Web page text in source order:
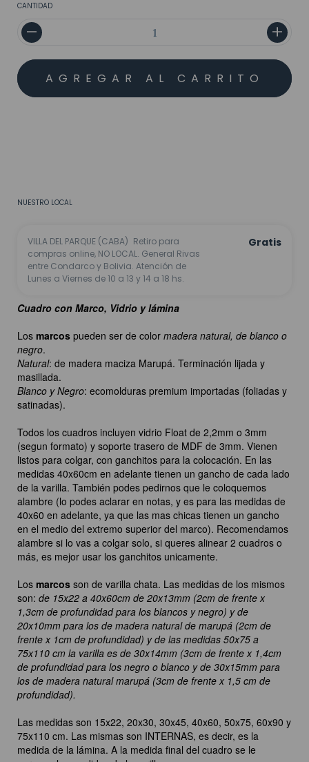
CANTIDAD
NUESTRO LOCAL
VILLA DEL PARQUE (CABA) Retiro para
compras online, NO LOCAL. General Rivas
entre Condarco y Bolivia. Atención de
Lunes a Viernes de 10 a 13 y 14 a 18 hs.
Gratis
Cuadro con Marco, Vidrio y lámina
Los marcos pueden ser de color madera natural, de blanco o
negro.
Natural: de madera maciza Marupá. Terminación lijada y
masillada.
Blanco y Negro: ecomolduras premium importadas (foliadas y
satinadas).
Todos los cuadros incluyen vidrio Float de 2,2mm o 3mm
(segun formato) y soporte trasero de MDF de 3mm. Vienen
listos para colgar, con ganchitos para la colocación. En las
medidas 40x60cm en adelante tienen un gancho de cada lado
de la varilla. También podes pedirnos que le coloquemos
alambre (lo podes aclarar en notas, y es para las medidas de
40x60 en adelante, ya que las mas chicas tienen un gancho
en el medio del extremo superior del marco). Recomendamos
alambre si lo vas a colgar solo, si queres alinear 2 cuadros o
más, es mejor usar los ganchitos unicamente.
Los marcos son de varilla chata. Las medidas de los mismos
son: de 15x22 a 40x60cm de 20x13mm (2cm de frente x
1,3cm de profundidad para los blancos y negro) y de
20x10mm para los de madera natural de marupá (2cm de
frente x 1cm de profundidad) y de las medidas 50x75 a
75x110 cm la varilla es de 30x14mm (3cm de frente x 1,4cm
de profundidad para los negro o blanco y de 30x15mm para
los de madera natural marupá (3cm de frente x 1,5 cm de
profundidad).
Las medidas son 15x22, 20x30, 30x45, 40x60, 50x75, 60x90 y
75x110 cm. Las mismas son INTERNAS, es decir, es la
medida de la lámina. A la medida final del cuadro se le